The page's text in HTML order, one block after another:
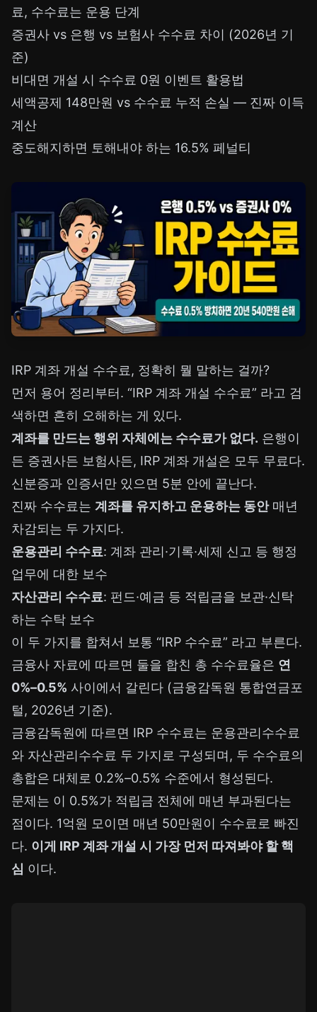
료, 수수료는 운용 단계
증권사 vs 은행 vs 보험사 수수료 차이 (2026년 기
준)
비대면 개설 시 수수료 0원 이벤트 활용법
세액공제 148만원 vs 수수료 누적 손실 — 진짜 이득
계산
중도해지하면 토해내야 하는 16.5% 페널티
IRP 계좌 개설 수수료, 정확히 뭘 말하는 걸까?
먼저 용어 정리부터. “IRP 계좌 개설 수수료” 라고 검
색하면 흔히 오해하는 게 있다.
계좌를 만드는 행위 자체에는 수수료가 없다. 은행이
든 증권사든 보험사든, IRP 계좌 개설은 모두 무료다.
신분증과 인증서만 있으면 5분 안에 끝난다.
진짜 수수료는 계좌를 유지하고 운용하는 동안매년
차감되는 두 가지다.
운용관리 수수료: 계좌 관리·기록·세제 신고 등 행정
업무에 대한 보수
자산관리 수수료: 펀드·예금 등 적립금을 보관·신탁
하는 수탁 보수
이 두 가지를 합쳐서 보통 “IRP 수수료” 라고 부른다.
금융사 자료에 따르면 둘을 합친 총 수수료율은 연
0%–0.5% 사이에서 갈린다 (금융감독원 통합연금포
털, 2026년 기준).
금융감독원에 따르면 IRP 수수료는 운용관리수수료
와 자산관리수수료 두 가지로 구성되며, 두 수수료의
총합은 대체로 0.2%–0.5% 수준에서 형성된다.
문제는 이 0.5%가 적립금 전체에 매년 부과된다는
점이다. 1억원 모이면 매년 50만원이 수수료로 빠진
다. 이게 IRP 계좌 개설 시 가장 먼저 따져봐야 할 핵
심 이다.